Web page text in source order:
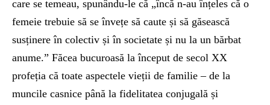
care se temeau, spunându-le că „încă n-au înțeles că o
femeie trebuie să se învețe să caute și să găsească
susținere în colectiv și în societate și nu la un bărbat
anume.” Făcea bucuroasă la început de secol XX
profeția că toate aspectele vieții de familie – de la
muncile casnice până la fidelitatea conjugală și